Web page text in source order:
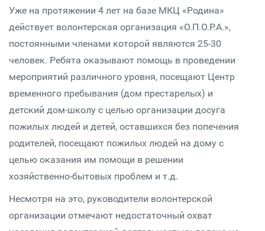
Уже на протяжении 4 лет на базе МКЦ «Родина»
действует волонтерская организация «О.П.О.Р.А.»,
постоянными членами которой являются 25-30
человек. Ребята оказывают помощь в проведении
мероприятий различного уровня, посещают Центр
временного пребывания (дом престарелых) и
детский дом-школу с целью организации досуга
пожилых людей и детей, оставшихся без попечения
родителей, посещают пожилых людей на дому с
целью оказания им помощи в решении
хозяйственно-бытовых проблем и т.д.
Несмотря на это, руководители волонтерской
организации отмечают недостаточный охват